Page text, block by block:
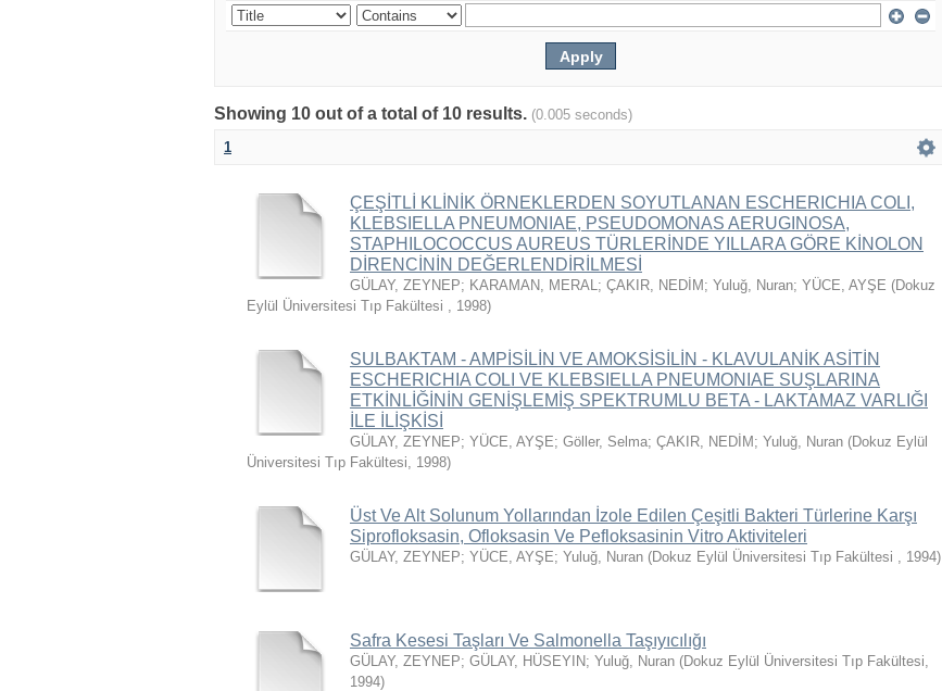
Showing 10 out of a total of 10 results. (0.005 seconds)
1
ÇEŞİTLİ KLİNİK ÖRNEKLERDEN SOYUTLANAN ESCHERICHIA COLI,
KLEBSIELLA PNEUMONIAE, PSEUDOMONAS AERUGINOSA,
STAPHILOCOCCUS AUREUS TÜRLERİNDE YILLARA GÖRE KİNOLON
DİRENCİNİN DEĞERLENDİRİLMESİ
GÜLAY, ZEYNEP; KARAMAN, MERAL; ÇAKIR, NEDİM ; Yuluğ, Nuran; YÜCE, AYŞE (Dokuz
Eylül Üniversitesi Tıp Fakültesi , 1998)
SULBAKTAM - AMPİSİLİN VE AMOKSİSİLİN - KLAVULANİK ASİTİN
ESCHERICHIA COLI VE KLEBSIELLA PNEUMONIAE SUŞLARINA
ETKİNLİĞİNİN GENİŞLEMİŞ SPEKTRUMLU BETA - LAKTAMAZ VARLIĞI
İLE İLİŞKİSİ
GÜLAY, ZEYNEP; YÜCE, AYŞE; Göller, Selma; ÇAKIR, NEDİM ; Yuluğ, Nuran (Dokuz Eylül
Üniversitesi Tıp Fakültesi, 1998)
Üst Ve Alt Solunum Yollarından İzole Edilen Çeşitli Bakteri Türlerine Karşı
Siprofloksasin, Ofloksasin Ve Pefloksasinin Vitro Aktiviteleri
GÜLAY, ZEYNEP; YÜCE, AYŞE; Yuluğ, Nuran (Dokuz Eylül Üniversitesi Tıp Fakültesi , 1994)
Safra Kesesi Taşları Ve Salmonella Taşıyıcılığı
GÜLAY, ZEYNEP; GÜLAY, HÜSEYIN; Yuluğ, Nuran (Dokuz Eylül Üniversitesi Tıp Fakültesi,
1994)